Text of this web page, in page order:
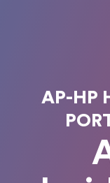
AP-HP